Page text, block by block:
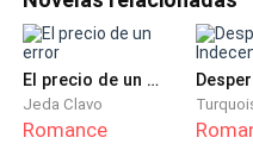
el pecho de Samantha y
—¿Embarazada?
pena.
El precio de un error
Jeda Clavo
Romance